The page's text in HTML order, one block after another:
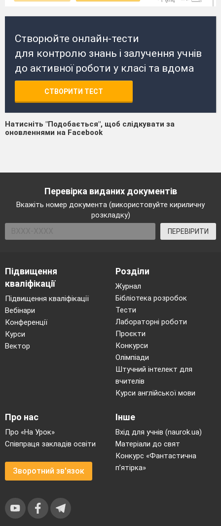
Створюйте онлайн-тести
для контролю знань і залучення учнів
до активної роботи у класі та вдома
СТВОРИТИ ТЕСТ
Натисніть "Подобається", щоб слідкувати за
оновленнями на Facebook
Перевірка виданих документів
Вкажіть номер документа (використовуйте кириличну
розкладку)
ПЕРЕВІРИТИ
Підвищення
кваліфікації
Підвищення кваліфікації
Вебінари
Конференції
Курси
Вектор
Розділи
Журнал
Бібліотека розробок
Тести
Лабораторні роботи
Проєкти
Конкурси
Олімпіади
Штучний інтелект для
вчителів
Курси англійської мови
Про нас
Про «На Урок»
Співпраця закладів освіти
Зворотний зв'язок
Інше
Вхід для учнів (naurok.ua)
Матеріали до свят
Конкурс «Фантастична
п’ятірка»